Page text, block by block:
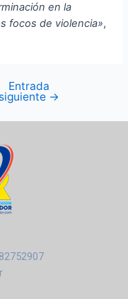
en la
focos de violencia»,
Entrada
siguiente →